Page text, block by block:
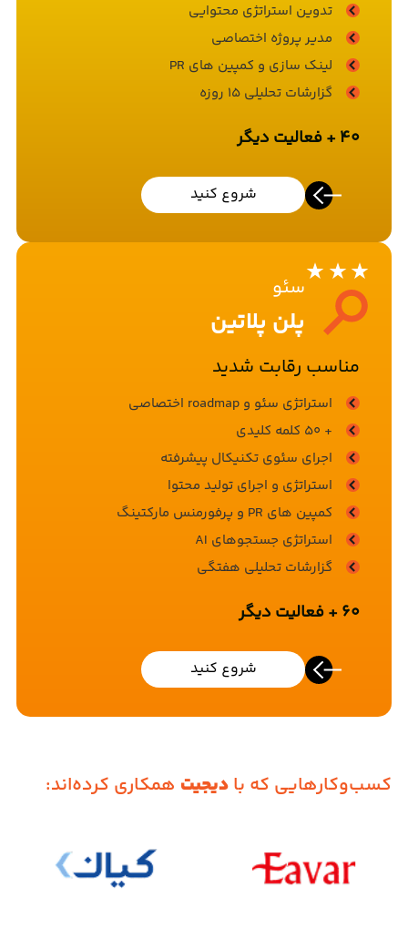
تدوین استراتژی محتوایی
مدیر پروژه اختصاصی
لینک سازی و کمپین های PR
گزارشات تحلیلی 15 روزه
40 + فعالیت دیگر
شروع کنید
سئو
پلن پلاتین
مناسب رقابت شدید
استراتژی سئو و roadmap اختصاصی
+ 50 کلمه کلیدی
اجرای سئوی تکنیکال پیشرفته
استراتژی و اجرای تولید محتوا
کمپین های PR و پرفورمنس مارکتینگ
استراتژی جستجوهای AI
گزارشات تحلیلی هفتگی
60 + فعالیت دیگر
شروع کنید
کسب‌وکارهایی که بادیجیت همکاری کرده‌اند: